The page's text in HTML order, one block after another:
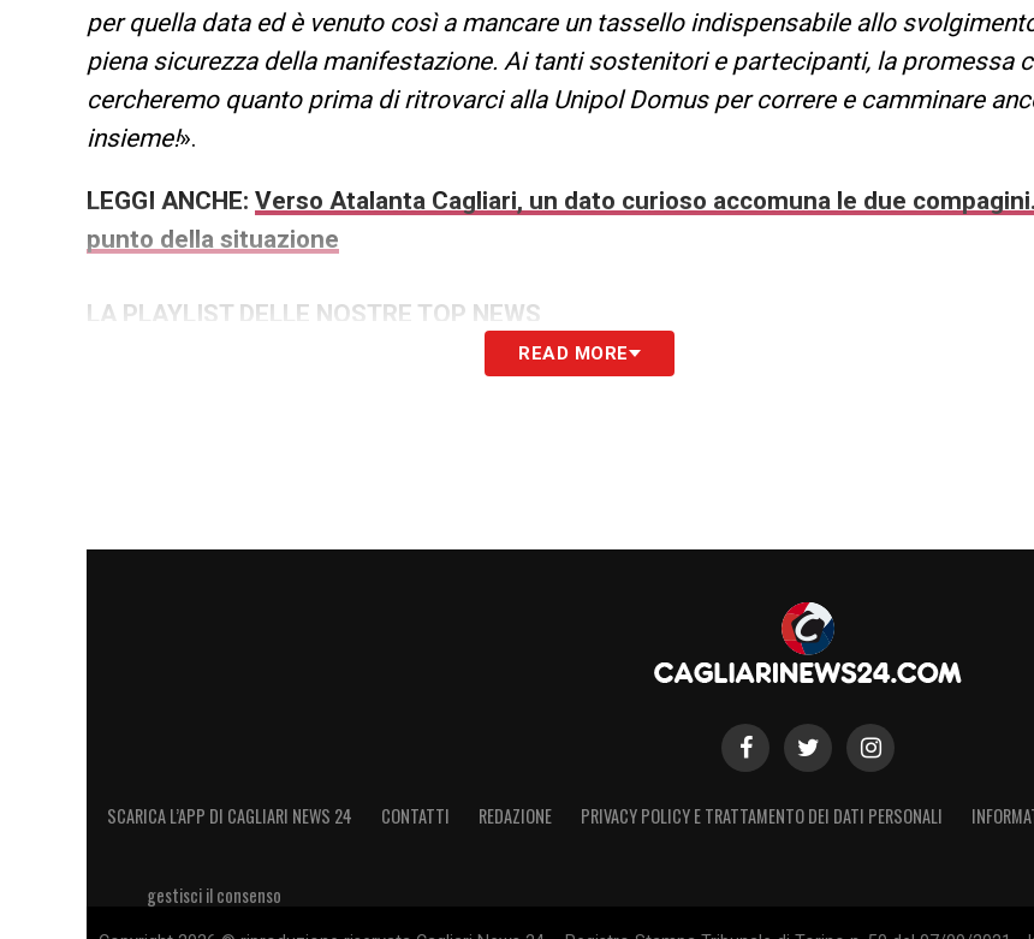
per quella data ed è venuto così a mancare un tassello indispensabile allo
piena sicurezza della manifestazione. Ai tanti sostenitori e partecipanti, la promessa
cercheremo quanto prima di ritrovarci alla Unipol Domus per correre e camminare
insieme!».
LEGGI ANCHE: Verso Atalanta Cagliari, un dato curioso accomuna le due
punto della situazione
LA PLAYLIST DELLE NOSTRE TOP NEWS
READ MORE
SCARICA L’APP DI CAGLIARI NEWS 24 CONTATTI REDAZIONE PRIVACY POLICY E TRATTAMENTO DEI DATI PERSONALI
gestisci il consenso